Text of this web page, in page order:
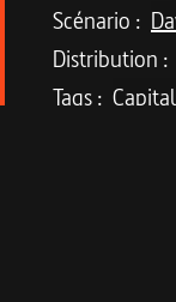
Scénario :
Distribution :
Tags :